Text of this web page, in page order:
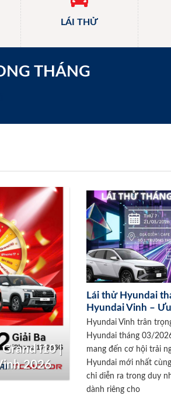
LÁI THỬ
THÁNG
i10 |
2026
Lái thử Hyundai
Hyundai Vinh –
Hyundai Vinh trân
Hyundai tháng 03/
mang đến cơ hội trải
Hyundai mới nhất
chỉ diễn ra trong duy
dành riêng cho